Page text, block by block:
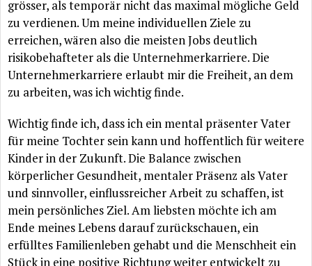
grösser, als temporär nicht das maximal mögliche Geld
zu verdienen. Um meine individuellen Ziele zu
erreichen, wären also die meisten Jobs deutlich
risikobehafteter als die Unternehmerkarriere. Die
Unternehmerkarriere erlaubt mir die Freiheit, an dem
zu arbeiten, was ich wichtig finde.
Wichtig finde ich, dass ich ein mental präsenter Vater
für meine Tochter sein kann und hoffentlich für weitere
Kinder in der Zukunft. Die Balance zwischen
körperlicher Gesundheit, mentaler Präsenz als Vater
und sinnvoller, einflussreicher Arbeit zu schaffen, ist
mein persönliches Ziel. Am liebsten möchte ich am
Ende meines Lebens darauf zurückschauen, ein
erfülltes Familienleben gehabt und die Menschheit ein
Stück in eine positive Richtung weiter entwickelt zu